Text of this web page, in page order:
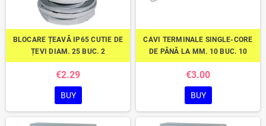
BLOCARE ȚEAVĂ IP65 CUTIE DE
ȚEVI DIAM. 25 BUC. 2
€2.29
BUY
CAVI TERMINALE SINGLE-CORE
DE PÂNĂ LA MM. 10 BUC. 10
€3.00
BUY